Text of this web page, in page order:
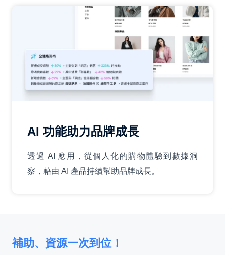
AI 功能助力品牌成長
透過 AI 應用，從個人化的購物體驗到數據洞
察，藉由 AI 產品持續幫助品牌成長。
補助、資源一次到位！